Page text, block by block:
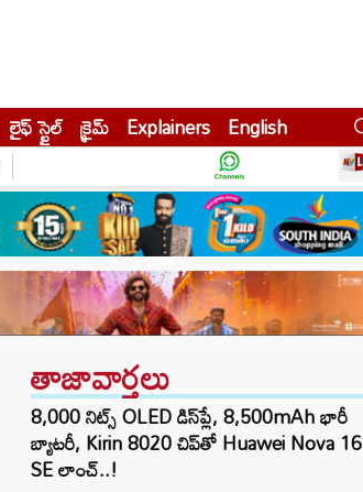
లైఫ్ స్టైల్ క్రైమ్ Explainers English
తాజావార్తలు
8,000 నిట్స్ OLED డిస్‌ప్లే, 8,500mAh భారీ
బ్యాటరీ, Kirin 8020 చిప్‌తో Huawei Nova 16
SE లాంచ్..!